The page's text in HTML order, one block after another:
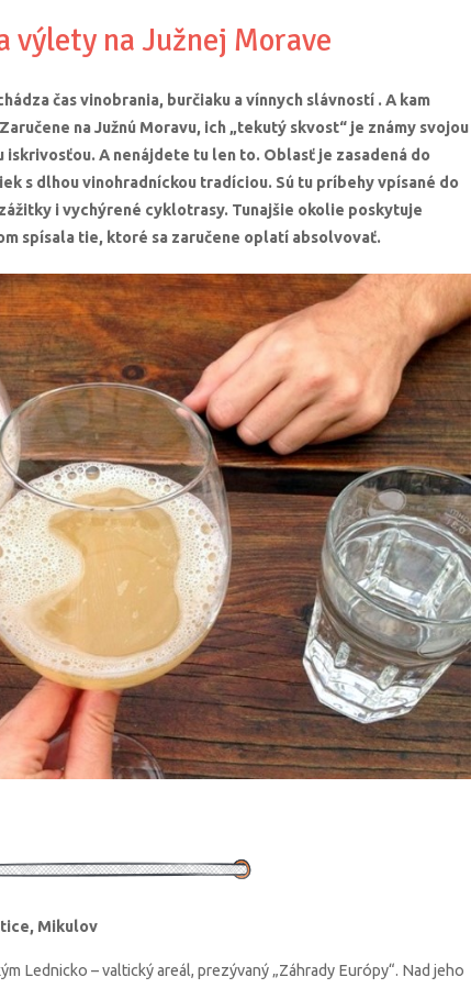
výlety na Južnej Morave
čas vinobrania, burčiaku a vínnych slávností . A kam
na Južnú Moravu, ich „tekutý skvost“ je známy svojou
iskrivosťou. A nenájdete tu len to. Oblasť je zasadená do
s dlhou vinohradníckou tradíciou. Sú tu príbehy vpísané do
i vychýrené cyklotrasy. Tunajšie okolie poskytuje
spísala tie, ktoré sa zaručene oplatí absolvovať.
Mikulov
Lednicko – valtický areál, prezývaný „Záhrady Európy“. Nad jeho